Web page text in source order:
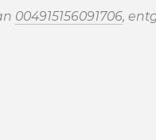
004915156091706,